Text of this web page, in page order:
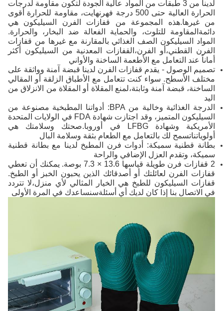
لدينا من 3 طبقات من المواد عالية الجودة لتكون مقاومة لدرجات
الحرارة العالية حتى 500 درجة فهرنهايت، مقاومة للحرارة أقوى
من غيرها.هذه المجموعة من قفازات الفرن السيليكون هي
دائمةالمقاومة للتلوث، والحماية الفعالة ضد البخار، والحرارة.
المواد السيليكون الصف الغذائي بالمقارنة مع غيرها من قفازات
الفرن القطني،أو الفرن،القفازات المعدنية من السيليكون أكثر
أماناً عند التعامل مع الأطعمة الساخنة والأواني
تصميم الوصول - يقدم قفازات الفرن لدينا قبضة آمنة وواثقة على
مختلف الأسطح. سواء كنت تتعامل مع الأطباق الزلقة أو المقالي
الساخنة، قبضة آمنة وثابتة،لمنع المقلاة أو المقلاة من الانزلاق من
اليد
الدرجة الغذائية وخالية من BPA: أدواتنا المطبخية مصنوعة من
السيليكون المتميز، وقد اجتازت شهادة FDA في الولايات المتحدة
الأمريكية وشهادة LFBG في أوروبا.صحتك وسلامتك هي
أولوياتناتسمح لك بالتعامل مع الطعام بثقة وسلامة البال
بطانة قطنية سميكة: أدوات فرن المطبخ لدينا مع بطانة قطنية
سميكة، وتقدم العزل الإضافي والراحة
2 قفازات فرن طويلة قياسها 13.6 × 7.3 بوصة. يمكنك أن تعطي
قفازات الفرن لعائلتك أو أصدقائك الذين يحبون الخبز أو الطبخ.
قفازات السيليكون للطبخ هي الخيار المثالي لأي منزل،لا تتردد
في الاتصال بنا إذا كان لديك أي أسئلةسنساعدك في المرة الأولى